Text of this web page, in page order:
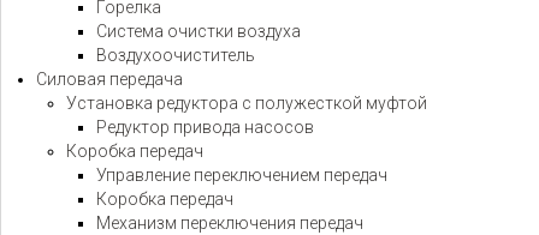
Горелка
Система очистки воздуха
Воздухоочиститель
Силовая передача
Установка редуктора с полужесткой муфтой
Редуктор привода насосов
Коробка передач
Управление переключением передач
Коробка передач
Механизм переключения передач